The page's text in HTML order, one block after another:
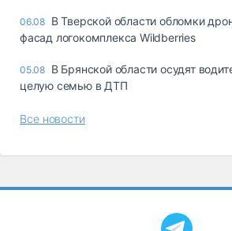
06.08 В Тверской области обломки
фасад логокомплекса Wildberries
05.08 В Брянской области осудят
целую семью в ДТП
Все новости